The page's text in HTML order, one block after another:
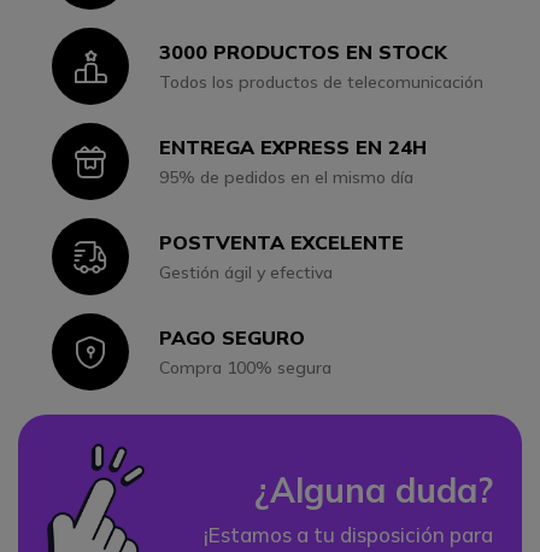
Icon3000 PRODUCTOS EN STOCK
Todos los productos de telecomunicación
IconENTREGA EXPRESS EN 24H
95% de pedidos en el mismo día
IconPOSTVENTA EXCELENTE
Gestión ágil y efectiva
IconPAGO SEGURO
Compra 100% segura
¿Alguna duda?
¡Estamos a tu disposición para